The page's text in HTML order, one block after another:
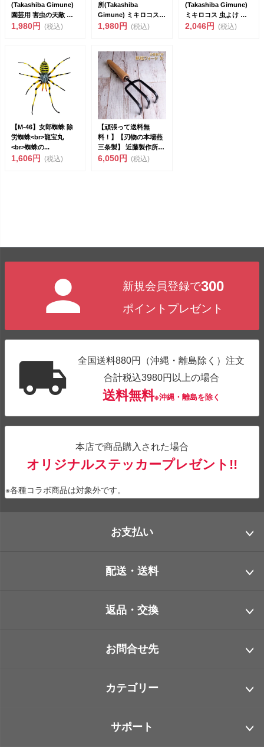
(Takashiba Gimune)
園芸用 害虫の天敵 オ
ニヤンマ...
1,980円 (税込)
所(Takashiba
Gimune) ミキロコス
イヤ～な...
1,980円 (税込)
(Takashiba Gimune)
ミキロコス 虫よけ イ
ヤ～な虫...
2,046円 (税込)
【M-46】女郎蜘蛛 除
労蜘蛛<br>龍宝丸
<br>蜘蛛の...
1,606円 (税込)
【頑張って送料無
料！】【刃物の本場燕
三条製】 近藤製作所
耕耘フォーク 大 全長
6,050円 (税込)
新規会員登録で300
ポイントプレゼント
全国送料880円（沖縄・離島除く）注文
合計税込3980円以上の場合
送料無料※沖縄・離島を除く
本店で商品購入された場合
オリジナルステッカープレゼント!!
※各種コラボ商品は対象外です。
お支払い
配送・送料
返品・交換
お問合せ先
カテゴリー
サポート